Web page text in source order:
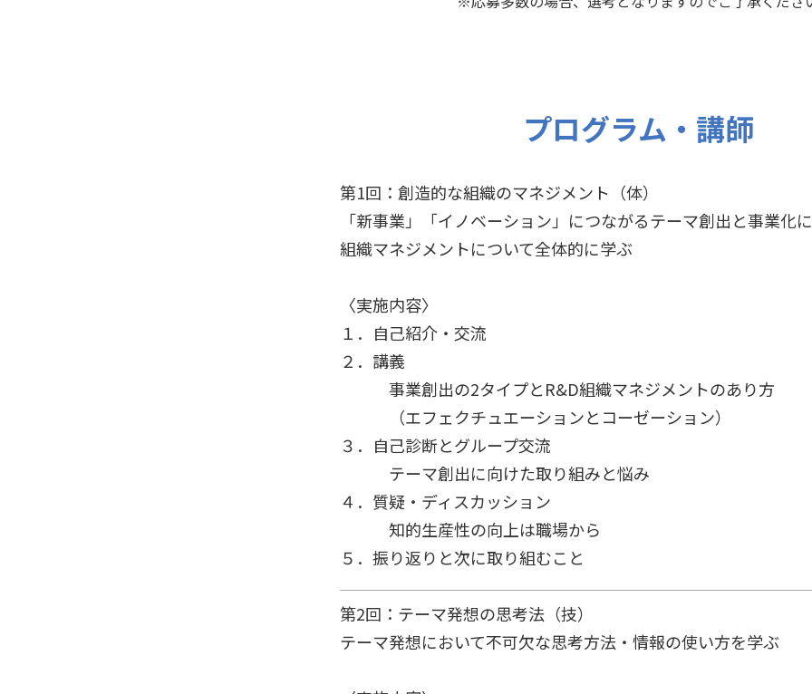
プログラム・講師
第1回：創造的な組織のマネジメント（体）
「新事業」「イノベーション」につながるテーマ創出と事業化
組織マネジメントについて全体的に学ぶ
〈実施内容〉
１．自己紹介・交流
２．講義
事業創出の2タイプとR&D組織マネジメントのあり方
（エフェクチュエーションとコーゼーション）
３．自己診断とグループ交流
テーマ創出に向けた取り組みと悩み
４．質疑・ディスカッション
知的生産性の向上は職場から
５．振り返りと次に取り組むこと
第2回：テーマ発想の思考法（技）
テーマ発想において不可欠な思考方法・情報の使い方を学ぶ